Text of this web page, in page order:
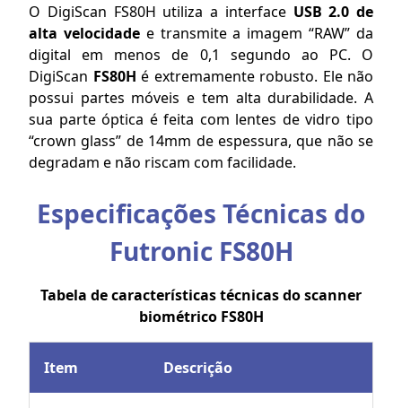
O DigiScan FS80H utiliza a interface USB 2.0 de
alta velocidadee transmite a imagem “RAW” da
digital em menos de 0,1 segundo ao PC. O
DigiScan FS80H é extremamente robusto. Ele não
possui partes móveis e tem alta durabilidade. A
sua parte óptica é feita com lentes de vidro tipo
“crown glass” de 14mm de espessura, que não se
degradam e não riscam com facilidade.
Especificações Técnicas do
Futronic FS80H
Tabela de características técnicas do scanner
biométrico FS80H
Item Descrição